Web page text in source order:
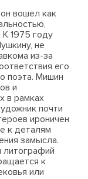
вошел как
К 1975 году
не
из-за
его
поэта. Мишин
и
в рамках
почти
ироничен
к деталям
замысла.
литографий
к
или